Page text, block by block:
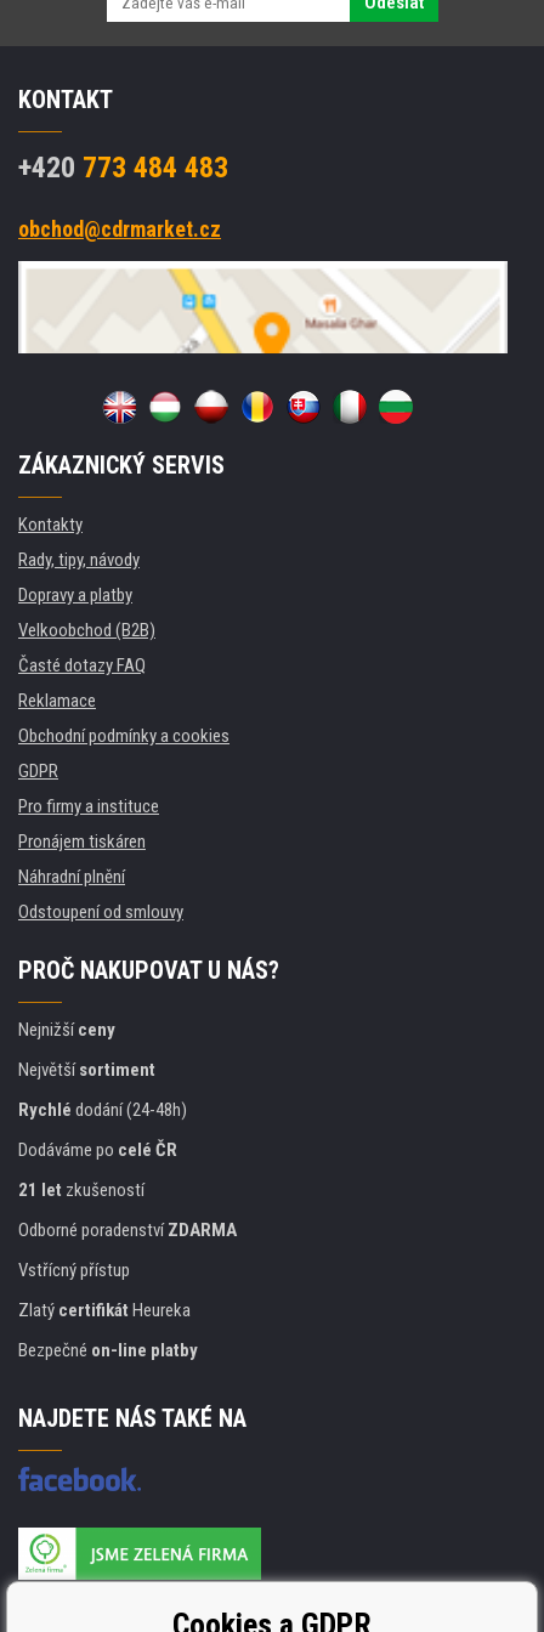
KONTAKT
+420 773 484 483
obchod@cdrmarket.cz
ZÁKAZNICKÝ SERVIS
Kontakty
Rady, tipy, návody
Dopravy a platby
Velkoobchod (B2B)
Časté dotazy FAQ
Reklamace
Obchodní podmínky a cookies
GDPR
Pro firmy a instituce
Pronájem tiskáren
Náhradní plnění
Odstoupení od smlouvy
PROČ NAKUPOVAT U NÁS?
Nejnižšíceny
Největšísortiment
Rychlé dodání (24-48h)
Dodáváme po celé ČR
21 let zkušeností
Odborné poradenstvíZDARMA
Vstřícný přístup
Zlatý certifikát Heureka
Bezpečné on-line platby
NAJDETE NÁS TAKÉ NA
ISO 9001. ISO 14001 a STMC.Cookies a GDPR